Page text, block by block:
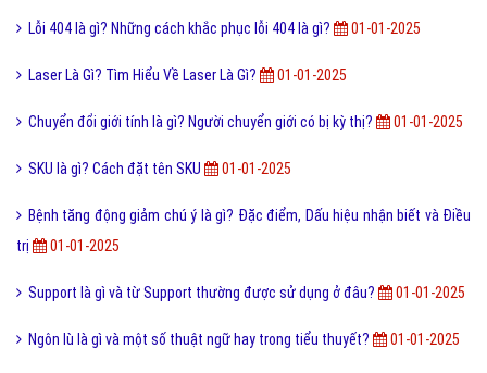
Lỗi 404 là gì? Những cách khắc phục lỗi 404 là gì? 01-01-2025
Laser Là Gì? Tìm Hiểu Về Laser Là Gì? 01-01-2025
Chuyển đổi giới tính là gì? Người chuyển giới có bị kỳ thị? 01-01-2025
SKU là gì? Cách đặt tên SKU 01-01-2025
Bệnh tăng động giảm chú ý là gì? Đặc điểm, Dấu hiệu nhận biết và Điều
trị
01-01-2025
Support là gì và từ Support thường được sử dụng ở đâu? 01-01-2025
Ngôn lù là gì và một số thuật ngữ hay trong tiểu thuyết? 01-01-2025